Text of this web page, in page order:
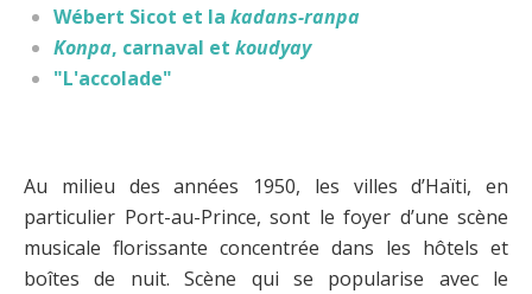
Wébert Sicot et la kadans-ranpa
Konpa, carnaval et koudyay
"L'accolade"
Au milieu des années 1950, les villes d’Haïti, en
particulier Port-au-Prince, sont le foyer d’une scène
musicale florissante concentrée dans les hôtels et
boîtes de nuit. Scène qui se popularise avec le